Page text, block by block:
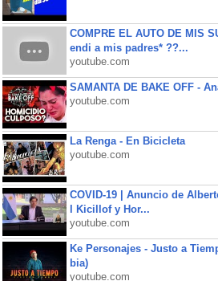
COMPRE EL AUTO DE MIS
endi a mis padres* ??...
youtube.com
SAMANTA DE BAKE OFF -
youtube.com
La Renga - En Bicicleta
youtube.com
COVID-19 | Anuncio de
l Kicillof y Hor...
youtube.com
Ke Personajes - Justo a
bia)
youtube.com